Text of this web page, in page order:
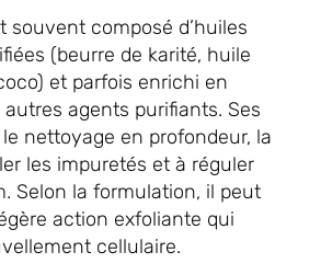
souvent composé d’huiles
(beurre de karité, huile
et parfois enrichi en
agents purifiants. Ses
nettoyage en profondeur, la
les impuretés et à réguler
Selon la formulation, il peut
action exfoliante qui
cellulaire.